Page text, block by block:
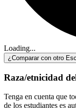
Loading...
¿Comparar con otro
Raza/etnicidad
Tenga en cuenta que
de los estudiantes es